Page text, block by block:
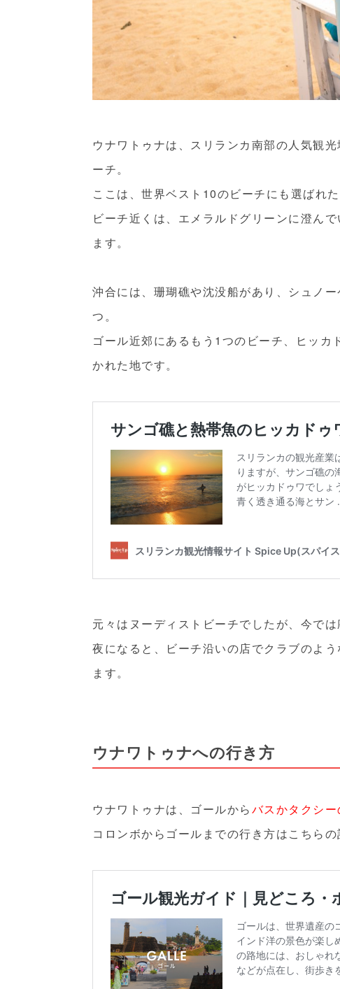
ウナワトゥナは、スリランカ南部の人気観
ーチ。
ここは、 世界ベスト10のビーチにも選ばれ
ビーチ近くは、エメラルドグリーンに澄ん
ます。
沖合には、珊瑚礁や沈没船があり、シュノ
つ。
ゴール近郊にあるもう1つのビーチ、ヒッ
かれた地です。
元々はヌーディストビーチでしたが、今では
夜になると、ビーチ沿いの店でクラブのよ
ます。
ウナワトゥナへの行き方
ウナワトゥナは、ゴールからバスかタクシー
コロンボからゴールまでの行き方はこちら